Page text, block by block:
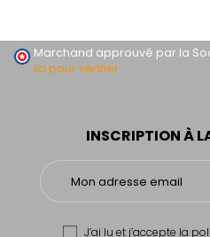
INSCRIPTION À
J’ai lu et j’accepte la
Marchand approuvé par la
ici pour vérifier.